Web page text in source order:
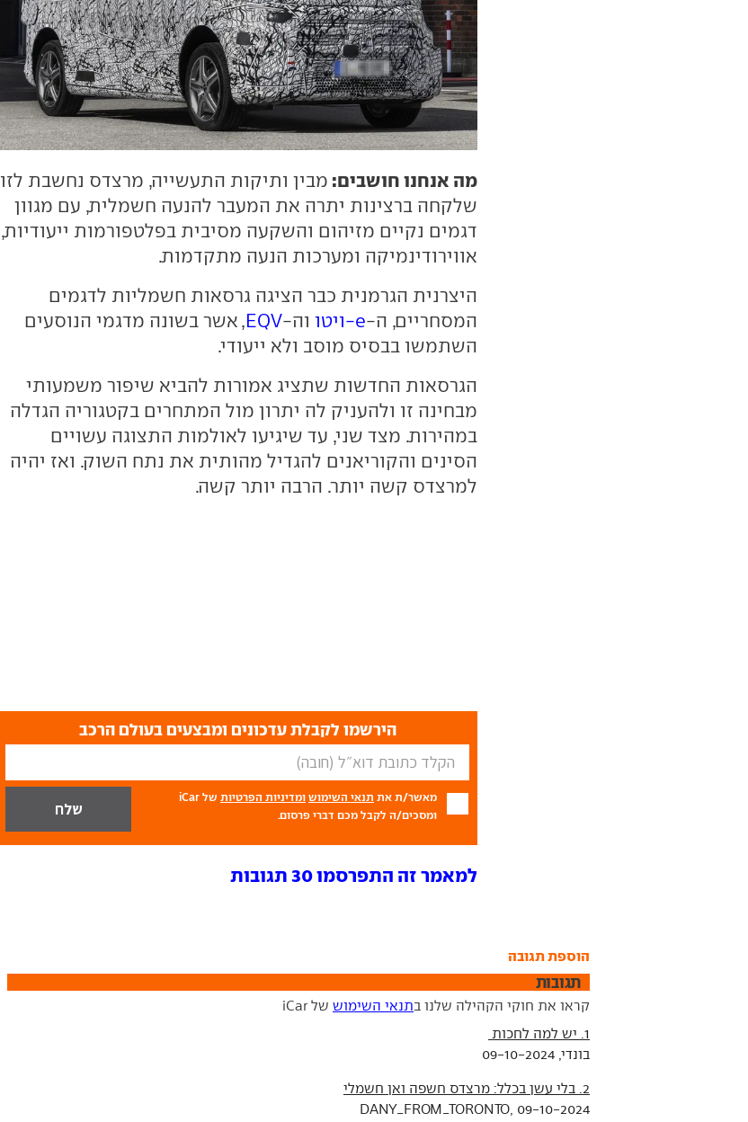
מה אנחנו חושבים: מבין ותיקות התעשייה, מרצדס נחשבת לזו
שלקחה ברצינות יתרה את המעבר להנעה חשמלית, עם מגוון
דגמים נקיים מזיהום והשקעה מסיבית בפלטפורמות ייעודיות,
אווירודינמיקה ומערכות הנעה מתקדמות.
היצרנית הגרמנית כבר הציגה גרסאות חשמליות לדגמים
המסחריים, ה-e-ויטו וה-EQV, אשר בשונה מדגמי הנוסעים
השתמשו בבסיס מוסב ולא ייעודי.
הגרסאות החדשות שתציג אמורות להביא שיפור משמעותי
מבחינה זו ולהעניק לה יתרון מול המתחרים בקטגוריה הגדלה
במהירות. מצד שני, עד שיגיעו לאולמות התצוגה עשויים
הסינים והקוריאנים להגדיל מהותית את נתח השוק. ואז יהיה
למרצדס קשה יותר. הרבה יותר קשה.
הירשמו לקבלת עדכונים ומבצעים בעולם הרכב
מאשר/ת את תנאי השימוש ומדיניות הפרטיות
של iCar
ומסכים/ה לקבל מכם דברי פרסום.
למאמר זה התפרסמו 30 תגובות
הוספת תגובה
תגובות
קראו את חוקי הקהילה שלנו בתנאי השימוש של iCar
1. יש למה לחכות
בונדי, 09-10-2024
2. בלי עשן בכלל: מרצדס חשפה ואן חשמלי
DANY_FROM_TORONTO, 09-10-2024